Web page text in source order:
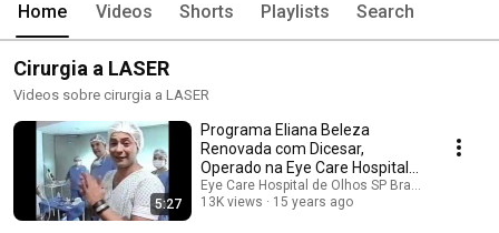
Home Videos Shorts Playlists Search
Cirurgia a LASER
Videos sobre cirurgia a LASER
5:27
Programa Eliana Beleza
Renovada com Dicesar,
Operado na Eye Care Hospital
de Olhos #1 3 1
Eye Care Hospital de Olhos SP Brasil
13K views
15 years ago